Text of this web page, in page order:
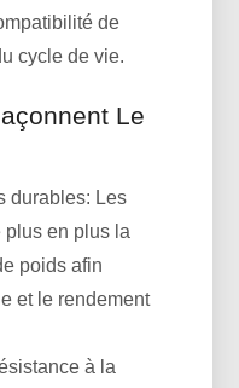
de
cycle de vie.
Le
durables: Les
plus en plus la
poids afin
et le rendement
à la